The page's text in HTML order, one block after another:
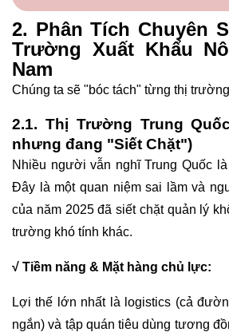
2. Phân Tích Chuyên
Trường Xuất Khẩu
Nam
Chúng ta sẽ "bóc tách" từng thị
2.1. Thị Trường Trung
nhưng đang "Siết Chặt")
Nhiều người vẫn nghĩ Trung Quốc
Đây là một quan niệm sai lầm và
của năm 2025 đã siết chặt quản lý
trường khó tính khác.
√ Tiềm năng & Mặt hàng chủ lực:
Lợi thế lớn nhất là logistics (cả
ngắn) và tập quán tiêu dùng tương